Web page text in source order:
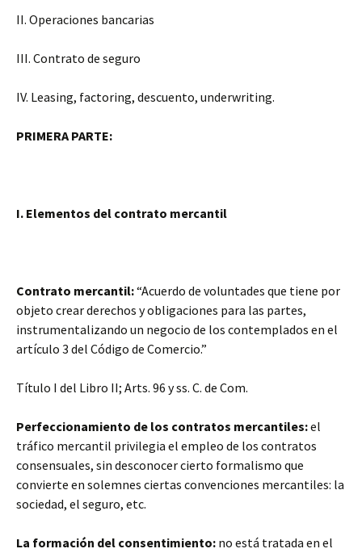
II. Operaciones bancarias
III. Contrato de seguro
IV. Leasing, factoring, descuento, underwriting.
PRIMERA PARTE:
I. Elementos del contrato mercantil
Contrato mercantil:“Acuerdo de voluntades que tiene por
objeto crear derechos y obligaciones para las partes,
instrumentalizando un negocio de los contemplados en el
artículo 3 del Código de Comercio.”
Título I del Libro II; Arts. 96 y ss. C. de Com.
Perfeccionamiento de los contratos mercantiles:el
tráfico mercantil privilegia el empleo de los contratos
consensuales, sin desconocer cierto formalismo que
convierte en solemnes ciertas convenciones mercantiles: la
sociedad, el seguro, etc.
La formación del consentimiento: no está tratada en el